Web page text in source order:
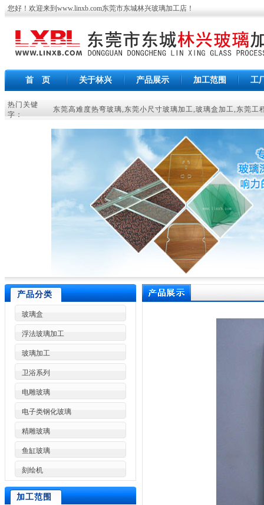
您好！欢迎来到 www.linxb.com东莞市东城林兴玻璃加工店 ！
首 页 关于林兴 产品展示 加工范围 工
热门关键
字：
东莞高难度热弯玻璃,东莞小尺寸玻璃加工,玻璃盒加工,东莞工
产品分类
玻璃盒
浮法玻璃加工
玻璃加工
卫浴系列
电雕玻璃
电子类钢化玻璃
精雕玻璃
鱼缸玻璃
刻绘机
加工范围
东莞市林兴玻璃制品加工厂是一家专业
加工各种高难度特种玻璃,东莞玻璃加工,
东莞玻璃深加工,东莞玻璃加工设备,东莞
玻璃加工厂,浮法玻璃加工,艺术玻璃加
工,玻璃制品厂,广州玻璃加工,深圳玻璃
加工,惠州玻璃加工等.是东莞玻璃加工厂
很具竞争力和影响力的大型玻璃加工